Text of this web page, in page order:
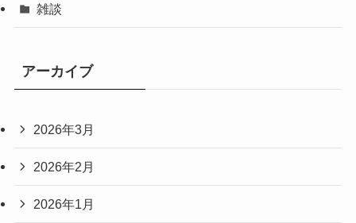
雑談
アーカイブ
2026年3月
2026年2月
2026年1月